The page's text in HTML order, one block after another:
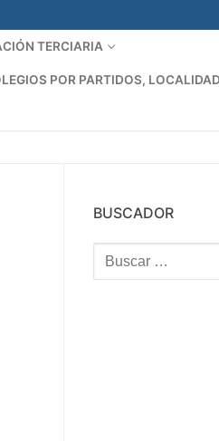
TERCIARIA
POR PARTIDOS,
BUSCADOR
Buscar: